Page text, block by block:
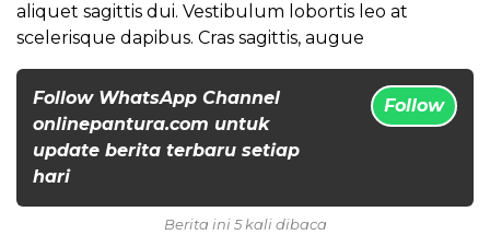
aliquet sagittis dui. Vestibulum lobortis leo at
scelerisque dapibus. Cras sagittis, augue
Follow WhatsApp Channel
onlinepantura.com untuk
update berita terbaru setiap
hari
Follow
Berita ini 5 kali dibaca